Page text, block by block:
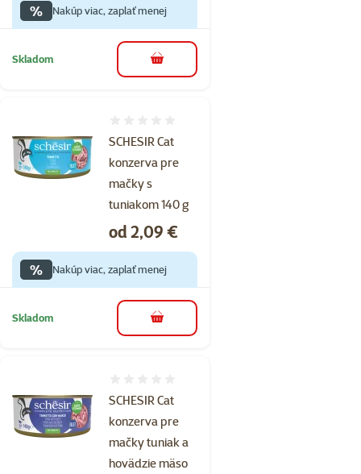
% Nakúp viac, zaplať menej
Skladom do košíka
SCHESIR Cat
konzerva pre
mačky s
tuniakom 140 g
Cena
od 2,09 €
% Nakúp viac, zaplať menej
Skladom do košíka
SCHESIR Cat
konzerva pre
mačky tuniak a
hovädzie mäso